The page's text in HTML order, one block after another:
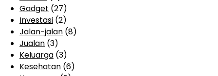
Gadget (27)
Investasi (2)
Jalan-jalan (8)
Jualan (3)
Keluarga (3)
Kesehatan (6)